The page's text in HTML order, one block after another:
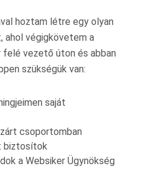
hoztam létre egy olyan
ahol végigkövetem a
vezető úton és abban
szükségük van:
saját
csoportomban
biztosítok
a Websiker Ügynökség